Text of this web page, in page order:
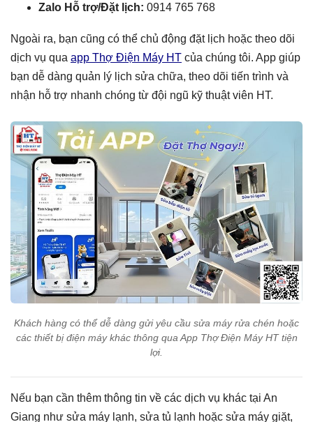
Zalo Hỗ trợ/Đặt lịch: 0914 765 768
Ngoài ra, bạn cũng có thể chủ động đặt lịch hoặc theo dõi
dịch vụ qua app Thợ Điện Máy HT của chúng tôi. App giúp
bạn dễ dàng quản lý lịch sửa chữa, theo dõi tiến trình và
nhận hỗ trợ nhanh chóng từ đội ngũ kỹ thuật viên HT.
Khách hàng có thể dễ dàng gửi yêu cầu sửa máy rửa chén hoặc
các thiết bị điện máy khác thông qua App Thợ Điện Máy HT tiện
lợi.
Nếu bạn cần thêm thông tin về các dịch vụ khác tại An
Giang như sửa máy lạnh, sửa tủ lạnh hoặc sửa máy giặt,